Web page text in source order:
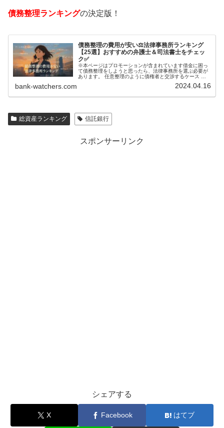
債務整理ランキングの決定版！
債務整理の費用が安い⚖️法律事務所ランキング
【25選】おすすめの弁護士＆司法書士をチェッ
ク✅
※本ページはプロモーションが含まれています借金に困っ
て債務整理をしようと思ったら、法律事務所を選ぶ必要が
あります。 任意整理のように債権者と交渉するケース 自
bank-watchers.com 2024.04.16
総資産ランキング 信託銀行
スポンサーリンク
シェアする
X Facebook はてブ